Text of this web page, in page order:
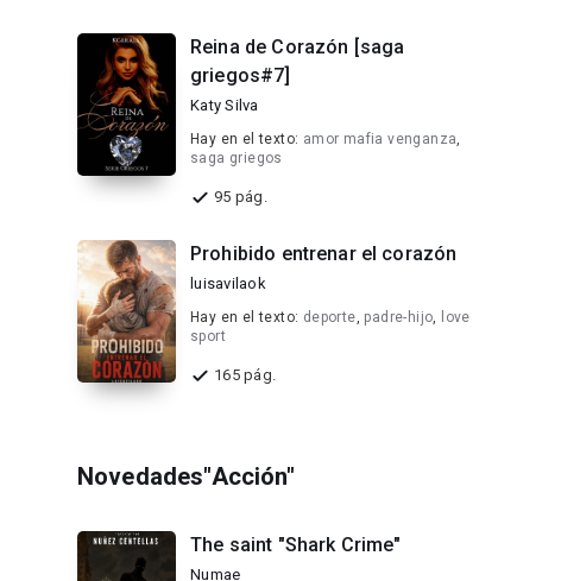
Reina de Corazón [saga
griegos#7]
Katy Silva
Hay en el texto: amor mafia venganza,
saga griegos
95 pág.
Prohibido entrenar el corazón
luisavilaok
Hay en el texto: deporte, padre-hijo,
love
sport
165 pág.
Novedades"Acción"
The saint "Shark Crime"
Numae